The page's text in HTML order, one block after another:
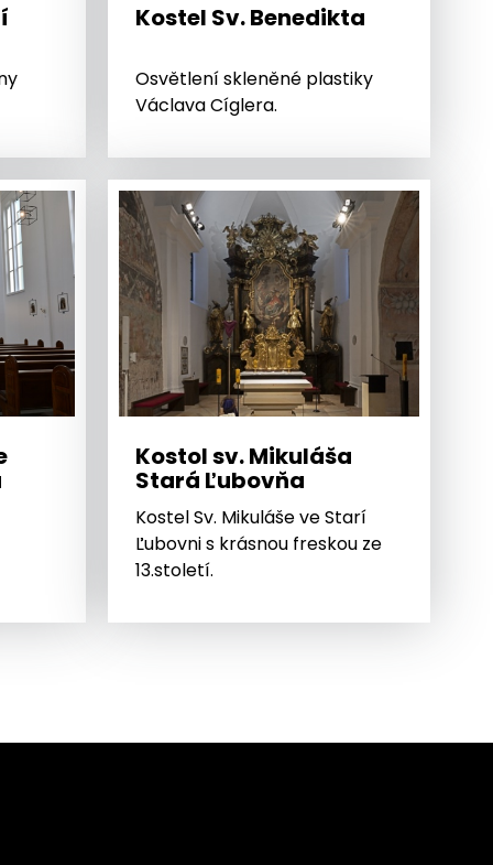
Kostel Sv. Benedikta
Osvětlení skleněné plastiky
Václava Cíglera.
Kostol sv. Mikuláša
Stará Ľubovňa
Kostel Sv. Mikuláše ve Starí
Ľubovni s krásnou freskou ze
13.století.